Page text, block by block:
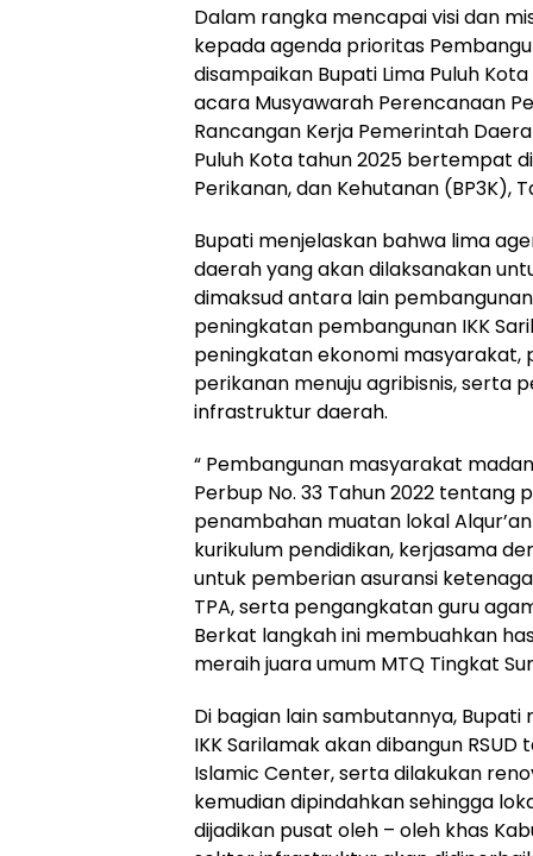
Dalam rangka mencapai visi dan
kepada agenda prioritas
disampaikan Bupati Lima Puluh
acara Musyawarah Perencanaan
Rancangan Kerja Pemerintah
Puluh Kota tahun 2025 bertempat
Perikanan, dan Kehutanan (BP3K),
Bupati menjelaskan bahwa lima
daerah yang akan dilaksanakan
dimaksud antara lain
peningkatan pembangunan IKK
peningkatan ekonomi
perikanan menuju agribisnis, serta
infrastruktur daerah.
“ Pembangunan masyarakat
Perbup No. 33 Tahun 2022 tentang
penambahan muatan lokal
kurikulum pendidikan, kerjasama
untuk pemberian asuransi
TPA, serta pengangkatan guru
Berkat langkah ini membuahkan
meraih juara umum MTQ Tingkat
Di bagian lain sambutannya,
IKK Sarilamak akan dibangun
Islamic Center, serta dilakukan
kemudian dipindahkan sehingga
dijadikan pusat oleh – oleh khas